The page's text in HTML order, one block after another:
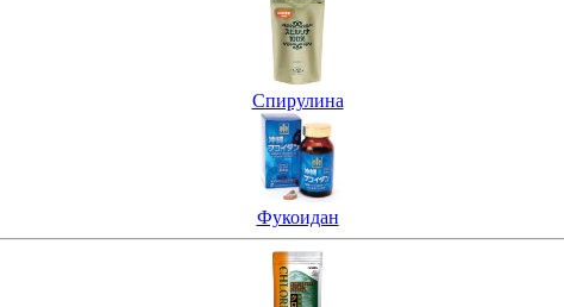
Спирулина
Фукоидан